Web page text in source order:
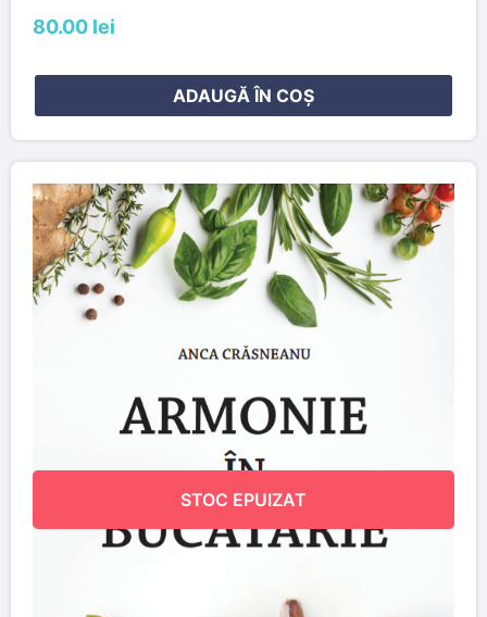
80.00 lei
ADAUGĂ ÎN COȘ
STOC EPUIZAT